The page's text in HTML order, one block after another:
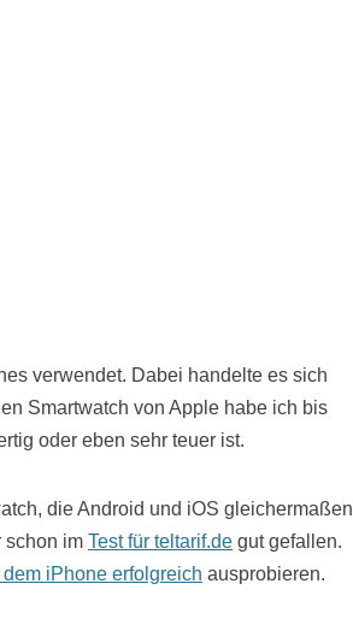
verwendet. Dabei handelte es sich
Smartwatch von Apple habe ich bis
oder eben sehr teuer ist.
die Android und iOS gleichermaßen
schon im Test für teltarif.de gut gefallen.
iPhone erfolgreich ausprobieren.